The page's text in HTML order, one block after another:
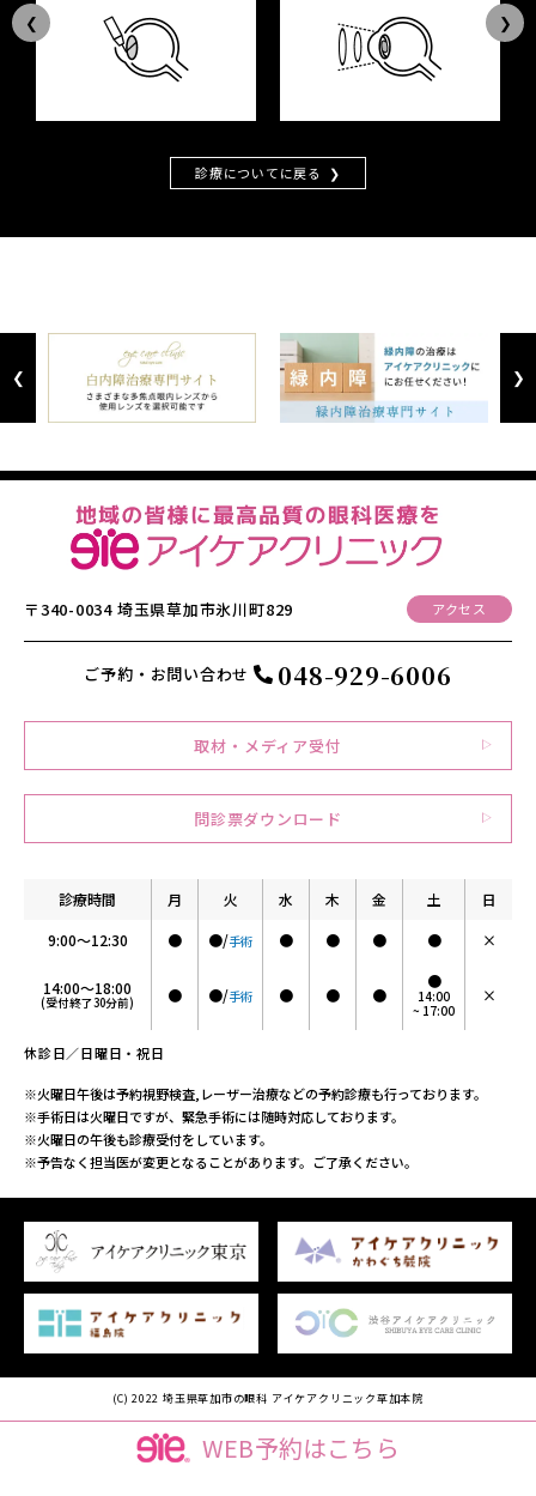
WEB予約はこちら
Previous Next
診療についてに戻る
Previous Next
〒340-0034 埼玉県草加市氷川町829 アクセス
ご予約・お問い合わせ 048-929-6006
取材・メディア受付
問診票ダウンロード
診療時間 月 火 水 木 金 土
日
9:00～12:30
● ●/手術 ● ● ● ● ×
14:00～18:00
(受付終了30分前) ● ●/手術 ● ● ●
●
14:00
~ 17:00
×
休診日／日曜日・祝日
※火曜日午後は予約視野検査,レーザー治療などの予約診療も行っております。
※手術日は火曜日ですが、緊急手術には随時対応しております。
※火曜日の午後も診療受付をしています。
※予告なく担当医が変更となることがあります。ご了承ください。
(C) 2022 埼玉県草加市の眼科 アイケアクリニック草加本院